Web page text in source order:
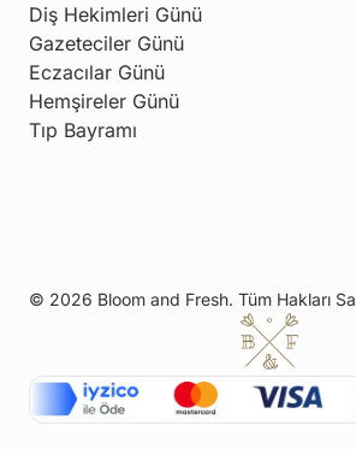
Diş Hekimleri Günü
Gazeteciler Günü
Eczacılar Günü
Hemşireler Günü
Tıp Bayramı
© 2026 Bloom and Fresh. Tüm Hakları